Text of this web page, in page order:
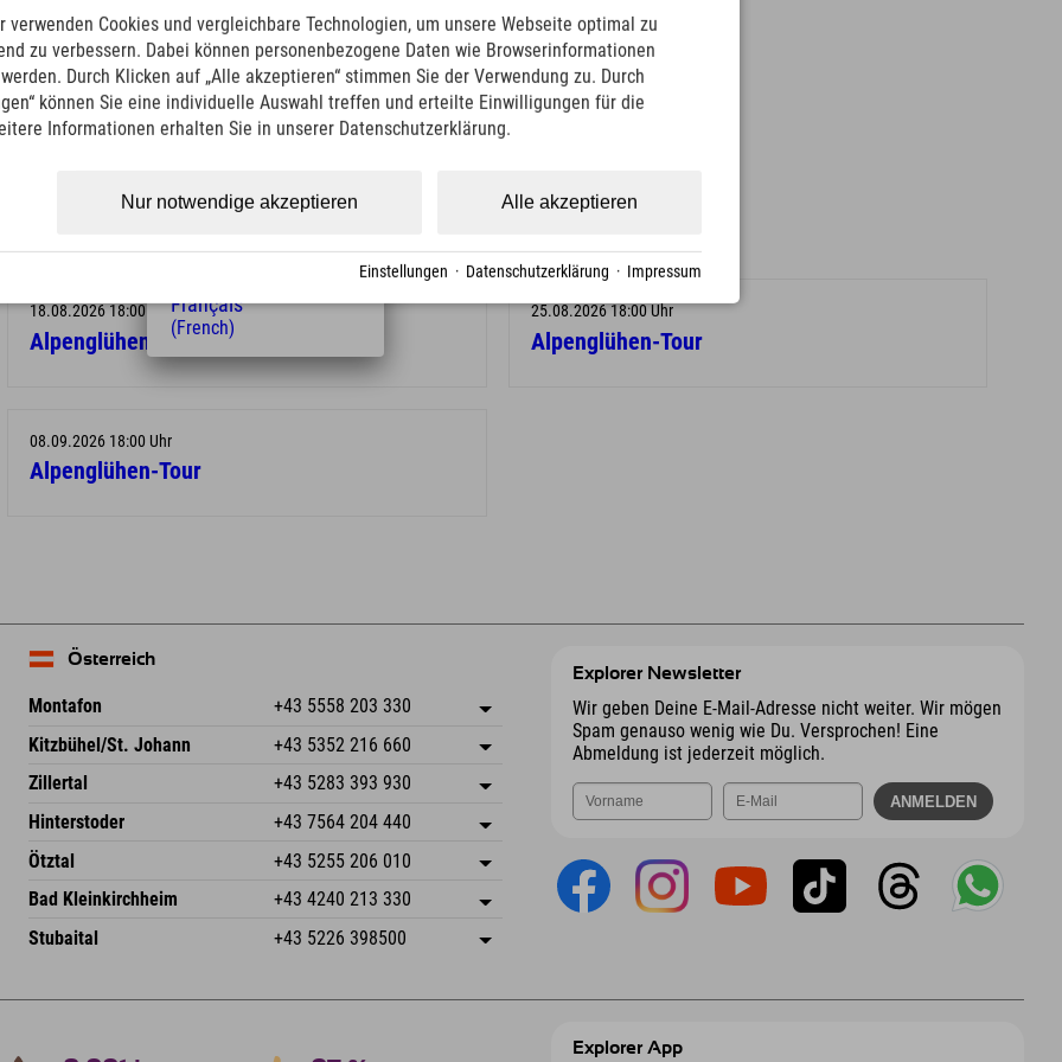
Erwachsene 5,00 € und Kinder 6 – 15 Jahre 2,50 €
923040
18.08.2026 18:00 Uhr
Alpenglühen-Tour
25.08.2026 18:00 Uhr
Alpenglühen-Tour
08.09.2026 18:00 Uhr
Alpenglühen-Tour
Österreich
Montafon +43 5558 203 330
Dorfstr. 127b
6793 Gaschurn/Montafon
Österreich
Adresse speichern
Buchen
Kitzbühel/St. Johann +43 5352 216 660
Speckbacherstraße 87
Österreich
Adresse speichern
Buchen
Zillertal +43 5283 393 930
Schmiedau 2
Österreich
Adresse speichern
Buchen
Hinterstoder +43 7564 204 440
Freizeitpark 10
Österreich
Adresse speichern
Buchen
Ötztal +43 5255 206 010
Gscheat 14
Österreich
Adresse speichern
Buchen
Bad Kleinkirchheim +43 4240 213 330
Dorfstraße 24
Adresse speichern
Mail senden
Stubaital +43 5226 398500
Explorer Newsletter
Wir geben Deine E-Mail-Adresse nicht weiter. Wir mögen
Spam genauso wenig wie Du. Versprochen! Eine
Abmeldung ist jederzeit möglich.
Explorer App
verwenden Cookies und vergleichbare Technologien, um unsere Webseite optimal zu
zu verbessern. Dabei können personenbezogene Daten wie Browserinformationen
Durch Klicken auf „Alle akzeptieren“ stimmen Sie der Verwendung zu. Durch
können Sie eine individuelle Auswahl treffen und erteilte Einwilligungen für die
Informationen erhalten Sie in unserer Datenschutzerklärung.
Alle akzeptieren
Nur notwendige akzeptieren
Einstellungen · Datenschutzerklärung · Impressum
English
(English)
Italiano
(Italian)
Čeština
(Czech)
Magyar
Nederlands
Français
(French)